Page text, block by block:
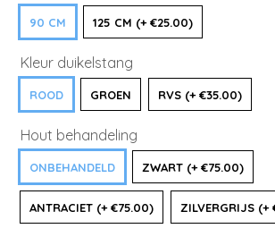
90 CM 125 CM (+ €25.00)
Kleur duikelstang
ROOD GROEN RVS (+ €35.00)
Hout behandeling
ONBEHANDELD ZWART (+ €75.00)
ANTRACIET (+ €75.00) ZILVERGRIJS (+